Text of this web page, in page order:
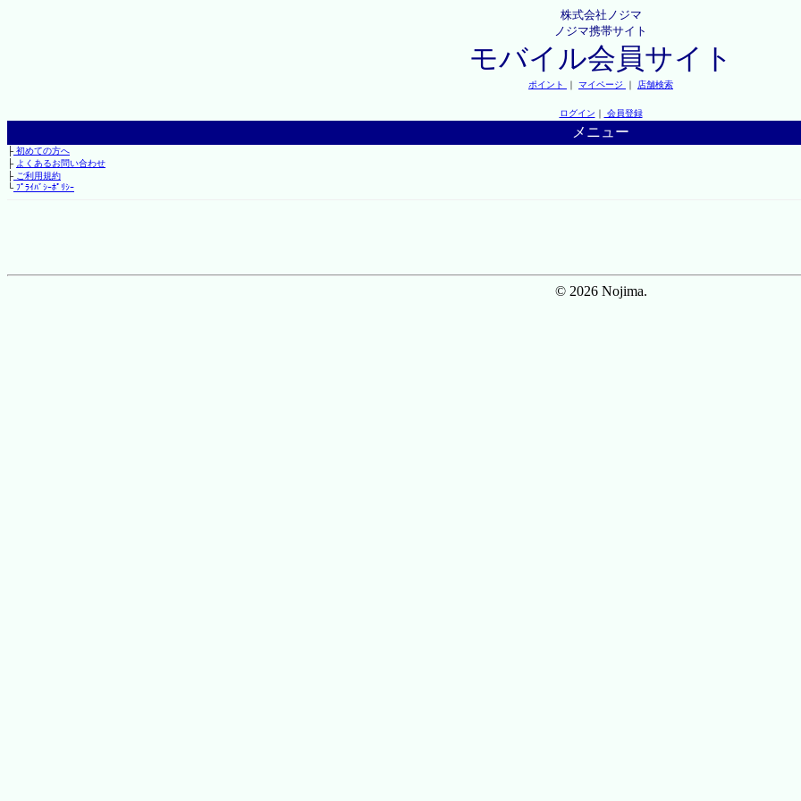
株式会社ノジマ
ノジマ携帯サイト
モバイル会員サイト
ポイント ｜ マイページ ｜ 店舗検索
ログイン ｜ 会員登録
メニュー
├初めての方へ
├ よくあるお問い合わせ
├ご利用規約
└ﾌﾟﾗｲﾊﾞｼｰﾎﾟﾘｼｰ
© 2026 Nojima.